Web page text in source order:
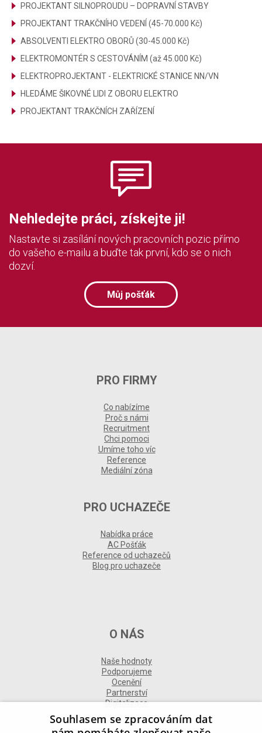
PROJEKTANT SILNOPROUDU – DOPRAVNÍ STAVBY
PROJEKTANT TRAKČNÍHO VEDENÍ (45-70.000 Kč)
ABSOLVENTI ELEKTRO OBORŮ (30-45.000 Kč)
ELEKTROMONTÉR S CESTOVÁNÍM (až 45.000 Kč)
ELEKTROPROJEKTANT - ELEKTRICKÉ STANICE NN/VN
HLEDÁME ŠIKOVNÉ LIDI Z OBORU ELEKTRO
PROJEKTANT TRAKČNÍCH ZAŘÍZENÍ
Nehledejte práci, získejte ji!
Nastavte si zasílání nových pracovních pozic přímo
do vašeho e-mailu a buďte tak první, kdo se o nich
dozví.
Můj pošťák
PRO FIRMY
Co nabízíme
Proč s námi
Recruitment
Chci pomoci
Umíme toho víc
Reference
Mediální zóna
PRO UCHAZEČE
Nabídka práce
AC Pošťák
Reference od uchazečů
Blog pro uchazeče
O NÁS
Naše hodnoty
Podporujeme
Ocenění
Partnerství
Digitalizace
Souhlasem se zpracováním dat